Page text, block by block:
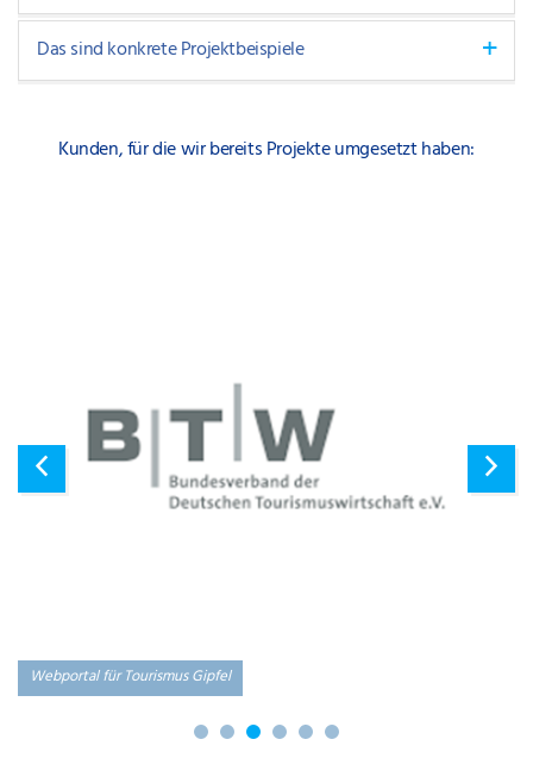
Das sind konkrete Projektbeispiele
Kunden, für die wir bereits Projekte umgesetzt haben:
Webportal für Tourismus Gipfel